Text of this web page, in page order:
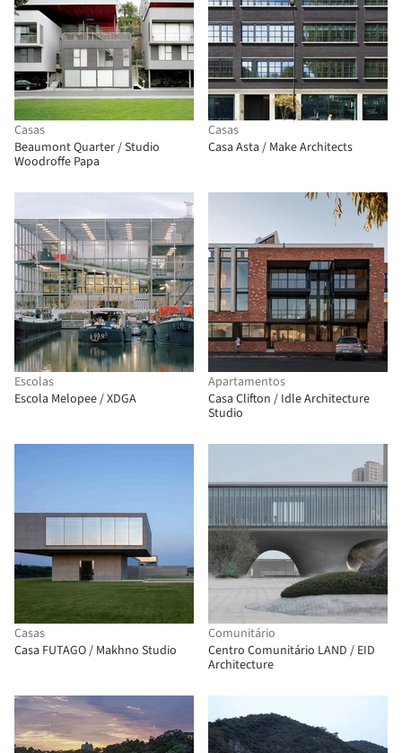
Casas
Beaumont Quarter / Studio
Woodroffe Papa
Casas
Casa Asta / Make Architects
Escolas
Escola Melopee / XDGA
Apartamentos
Casa Clifton / Idle Architecture
Studio
Casas
Casa FUTAGO / Makhno Studio
Comunitário
Centro Comunitário LAND / EID
Architecture